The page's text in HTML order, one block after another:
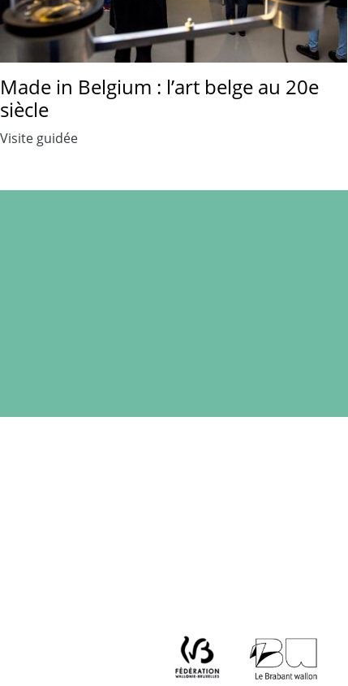
Made in Belgium : l’art belge au 20e
siècle
Visite guidée